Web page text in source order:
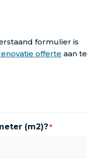
formulier is
offerte aan te
(m2)? *